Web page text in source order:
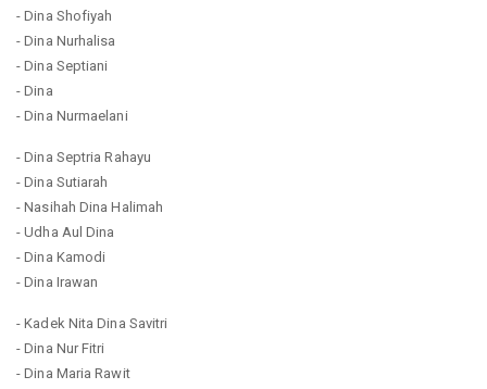
- Dina Shofiyah
- Dina Nurhalisa
- Dina Septiani
- Dina
- Dina Nurmaelani
- Dina Septria Rahayu
- Dina Sutiarah
- Nasihah Dina Halimah
- Udha Aul Dina
- Dina Kamodi
- Dina Irawan
- Kadek Nita Dina Savitri
- Dina Nur Fitri
- Dina Maria Rawit